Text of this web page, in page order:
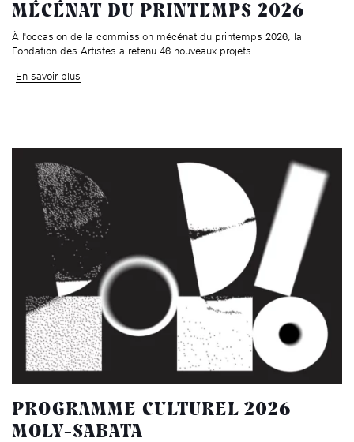
MÉCÉNAT DU PRINTEMPS 2026
À l'occasion de la commission mécénat du printemps 2026, la
Fondation des Artistes a retenu 46 nouveaux projets.
En savoir plus
PROGRAMME CULTUREL 2026
MOLY-SABATA